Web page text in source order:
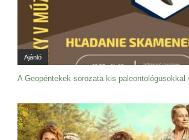
Ajánló
A Geopéntekek sorozata kis